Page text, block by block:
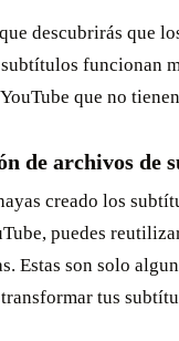
descubrirás que
funcionan
que no
de archivos de
creado los
puedes
Estas son solo
tus